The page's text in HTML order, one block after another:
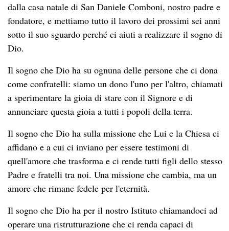
dalla casa natale di San Daniele Comboni, nostro padre e
fondatore, e mettiamo tutto il lavoro dei prossimi sei anni
sotto il suo sguardo perché ci aiuti a realizzare il sogno di
Dio.
Il sogno che Dio ha su ognuna delle persone che ci dona
come confratelli: siamo un dono l'uno per l'altro, chiamati
a sperimentare la gioia di stare con il Signore e di
annunciare questa gioia a tutti i popoli della terra.
Il sogno che Dio ha sulla missione che Lui e la Chiesa ci
affidano e a cui ci inviano per essere testimoni di
quell'amore che trasforma e ci rende tutti figli dello stesso
Padre e fratelli tra noi. Una missione che cambia, ma un
amore che rimane fedele per l'eternità.
Il sogno che Dio ha per il nostro Istituto chiamandoci ad
operare una ristrutturazione che ci renda capaci di